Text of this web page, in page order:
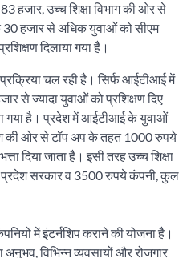
उच्च शिक्षा विभाग की ओर से
30 हजार से अधिक युवाओं को सीएम
दिलाया गया है।
चल रही है। सिर्फ आईटीआई में
से ज्यादा युवाओं को प्रशिक्षण दिए
गया है। प्रदेश में आईटीआई के युवाओं
की ओर से टॉप अप के तहत 1000 रुपये
दिया जाता है। इसी तरह उच्च शिक्षा
सरकार व 3500 रुपये कंपनी, कुल
में इंटर्नशिप कराने की योजना है।
विभिन्न व्यवसायों और रोजगार